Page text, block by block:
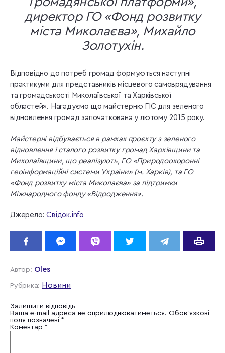
директор ГО «Фонд розвитку
міста Миколаєва», Михайло
Золотухін.
Відповідно до потреб громад формуються наступні
практикуми для представників місцевого самоврядування
та громадськості Миколаївської та Харківської
областей». Нагадуємо що майстерню ГІС для зеленого
відновлення громад започаткована у лютому 2015 року.
Майстерні відбувається в рамках проєкту з зеленого
відновлення і сталого розвитку громад Харківщини та
Миколаївщини, що реалізують, ГО «Природоохоронні
геоінформаційні системи України» (м. Харків), та ГО
«Фонд розвитку міста Миколаєва» за підтримки
Міжнародного фонду «Відродження».
Джерело:Свідок.info
Автор: Oles
Рубрика: Новини
Залишити відповідь
Ваша e-mail адреса не оприлюднюватиметься. Обов’язкові
поля позначені *
Коментар *